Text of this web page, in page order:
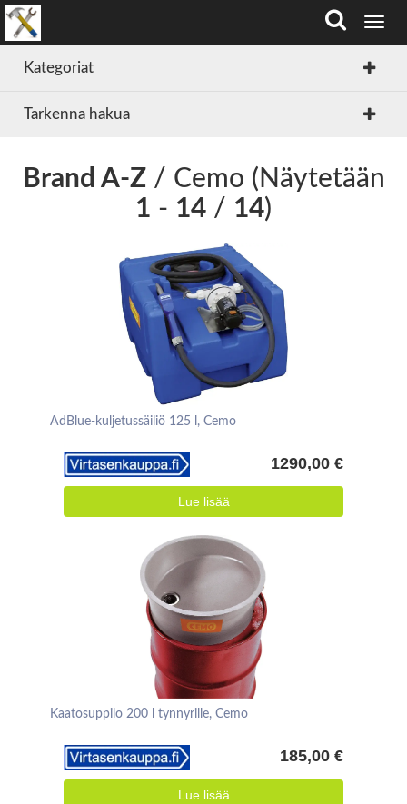
T
e
i
Kategoriat
Tarkenna hakua
Brand A-Z/ Cemo (Näytetään
1 - 14 / 14)
AdBlue-kuljetussäiliö 125 l, Cemo
1290,00 €
Lue lisää
Kaatosuppilo 200 l tynnyrille, Cemo
185,00 €
Lue lisää